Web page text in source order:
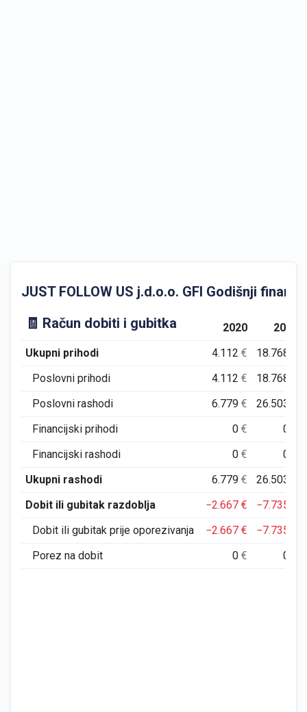
JUST FOLLOW US j.d.o.o. GFI Godišnji
🧾 Račun dobiti i gubitka
2020
2021
Ukupni prihodi
4.112€ 18.768
Poslovni prihodi
4.112€ 18.768
Poslovni rashodi
6.779€ 26.503
Financijski prihodi
0€ 0
Financijski rashodi
0€ 0
Ukupni rashodi
6.779€ 26.503
Dobit ili gubitak razdoblja
−2.667€ −7.735
Dobit ili gubitak prije oporezivanja
−2.667€ −7.735
Porez na dobit
0€ 0